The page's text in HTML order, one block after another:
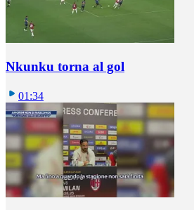
Nkunku torna al gol
01:34